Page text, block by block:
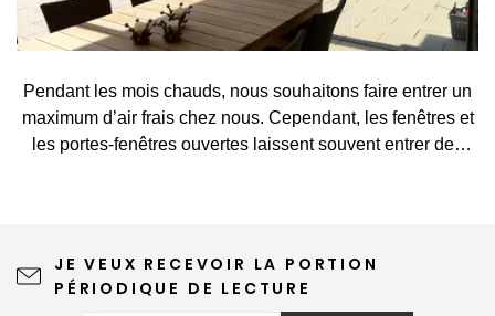
Pendant les mois chauds, nous souhaitons faire entrer un
maximum d’air frais chez nous. Cependant, les fenêtres et
les portes-fenêtres ouvertes laissent souvent entrer des
du printemps et de l’été. Une moustiquaire de qualité
JE VEUX RECEVOIR LA PORTION
PÉRIODIQUE DE LECTURE